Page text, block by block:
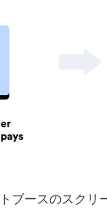
ブースのスク